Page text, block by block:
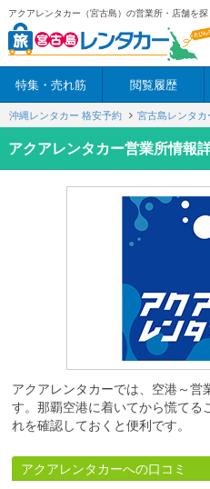
アクアレンタカー（宮古島）の営業所・店舗を
特集・売れ筋 閲覧履歴
沖縄レンタカー 格安予約 宮古島レンタカ
アクアレンタカー営業所情報
アクアレンタカーでは、空港～営
す。那覇空港に着いてから慌て
れを確認しておくと便利です。
アクアレンタカーへの口コミ